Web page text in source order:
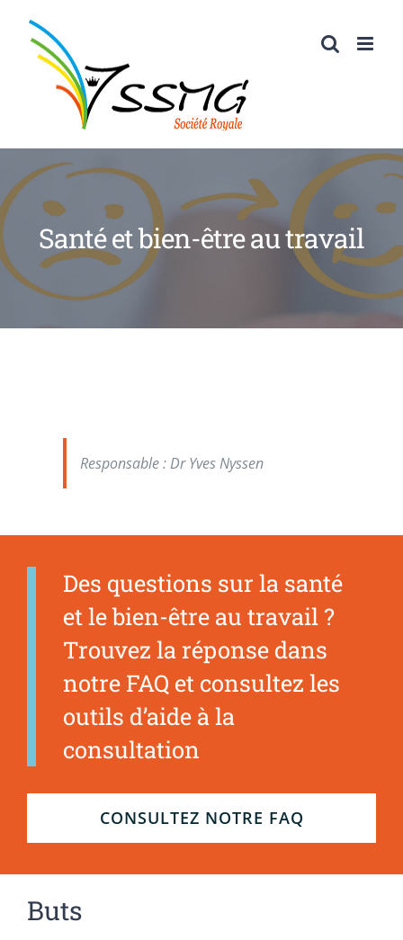
contenu
Santé et bien-être au travail
Responsable : Dr Yves Nyssen
Des questions sur la santé
et le bien-être au travail ?
Trouvez la réponse dans
notre FAQ et consultez les
outils d’aide à la
consultation
CONSULTEZ NOTRE FAQ
Buts